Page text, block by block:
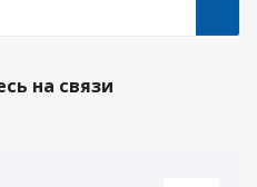
на связи